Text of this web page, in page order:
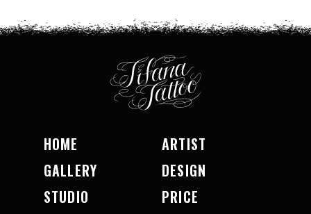
HOME
ARTIST
GALLERY
DESIGN
STUDIO
PRICE